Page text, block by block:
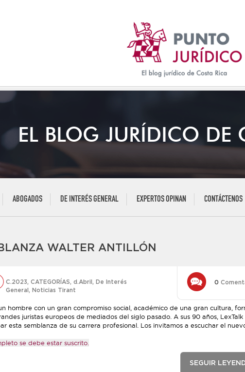
EL BLOG JURÍDICO DE
ABOGADOS DE INTERÉS GENERAL EXPERTOS OPINAN CONTÁCTENOS
WALTER ANTILLÓN
C.2023, CATEGORÍAS, d.Abril , De Interés
General , Noticias Tirant
0
hombre con un gran compromiso social, académico de una gran cultura,
juristas europeos de mediados del siglo pasado. A sus 90 años, LexTalk
esta semblanza de su carrera profesional. Los invitamos a escuchar el
se debe estar suscrito.
SEGUIR